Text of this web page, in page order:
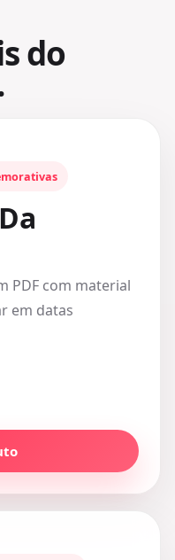
do
PDF com material
em datas